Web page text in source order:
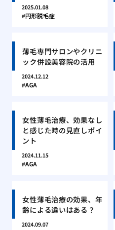
2025.01.08
円形脱毛症
薄毛専門サロンやクリニ
ック併設美容院の活用
2024.12.12
AGA
女性薄毛治療、効果なし
と感じた時の見直しポイ
ント
2024.11.15
AGA
女性薄毛治療の効果、年
齢による違いはある？
2024.09.07